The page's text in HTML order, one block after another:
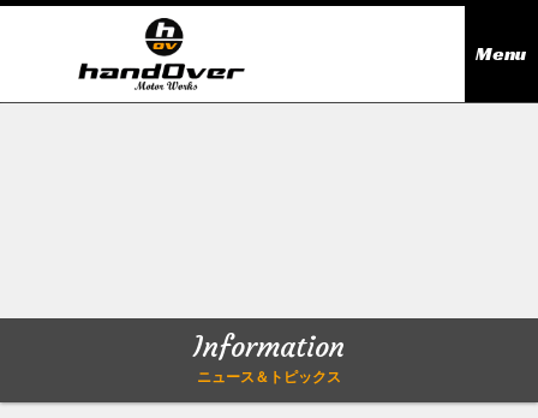
Menu
Information
ニュース＆トピックス